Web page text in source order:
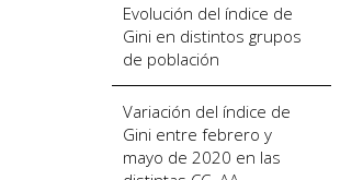
Evolución del índice de
Gini en distintos grupos
de población
Variación del índice de
Gini entre febrero y
mayo de 2020 en las